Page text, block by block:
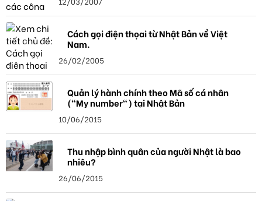
Cách gọi điện thọai từ Nhật Bản về Việt
Nam.
26/02/2005
Quản lý hành chính theo Mã số cá nhân
("My number") tại Nhật Bản
10/06/2015
Thu nhập bình quân của người Nhật là bao
nhiêu?
26/06/2015